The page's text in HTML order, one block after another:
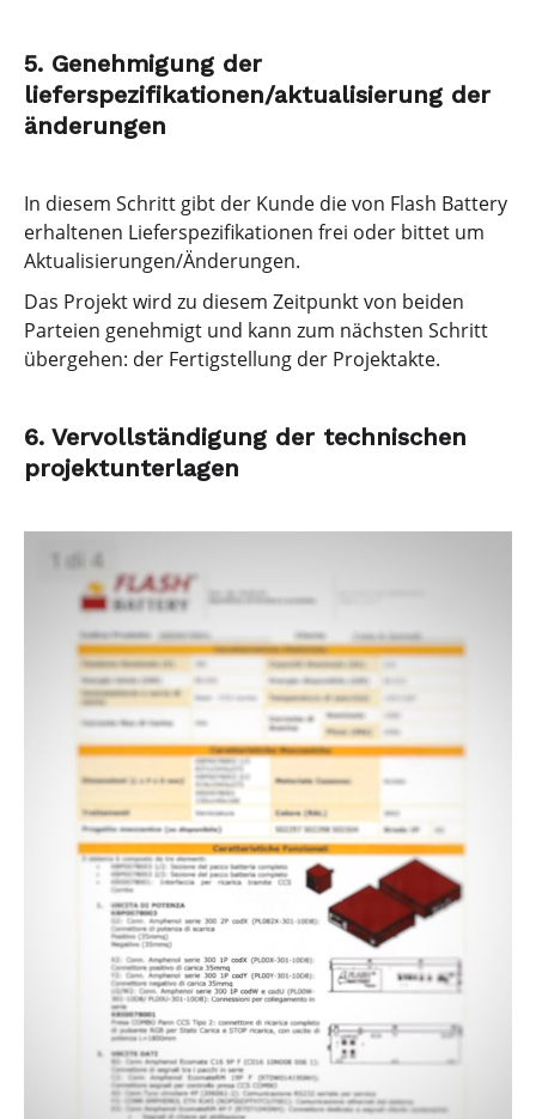
5. Genehmigung der
lieferspezifikationen/aktualisierung der
änderungen
In diesem Schritt gibt der Kunde die von Flash Battery
erhaltenen Lieferspezifikationen frei oder bittet um
Aktualisierungen/Änderungen.
Das Projekt wird zu diesem Zeitpunkt von beiden
Parteien genehmigt und kann zum nächsten Schritt
übergehen: der Fertigstellung der Projektakte.
6. Vervollständigung der technischen
projektunterlagen